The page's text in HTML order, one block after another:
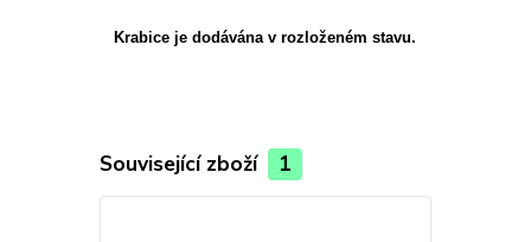
Krabice je dodávána v rozloženém stavu.
Související zboží 1